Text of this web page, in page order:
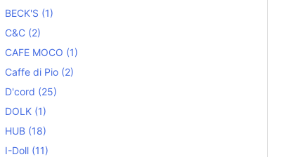
BECK'S (1)
C&C (2)
CAFE MOCO (1)
Caffe di Pio (2)
D'cord (25)
DOLK (1)
HUB (18)
I-Doll (11)